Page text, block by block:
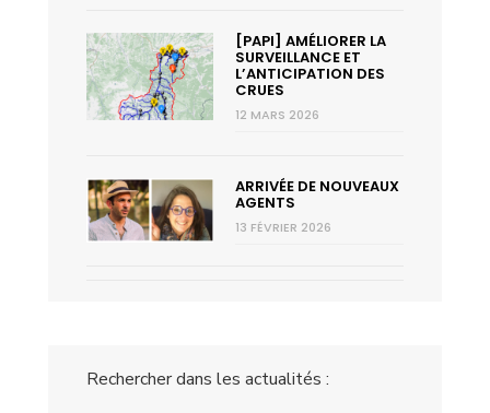
[PAPI] AMÉLIORER LA
SURVEILLANCE ET
L’ANTICIPATION DES
CRUES
12 MARS 2026
ARRIVÉE DE NOUVEAUX
AGENTS
13 FÉVRIER 2026
Rechercher dans les actualités :